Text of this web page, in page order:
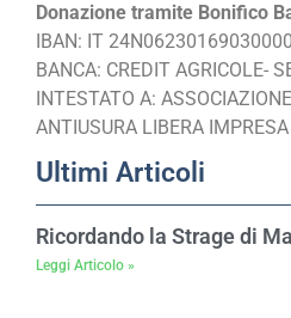
Donazione tramite Bonifico
IBAN: IT
BANCA: CREDIT AGRICOLE-
INTESTATO A:
ANTIUSURA LIBERA IMPRESA
Ultimi Articoli
Ricordando la Strage di
Leggi Articolo »